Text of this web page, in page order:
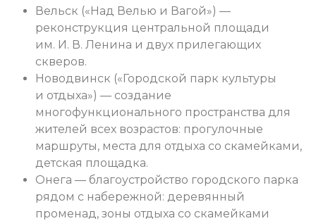
Вельск («Над Велью и Вагой») —
реконструкция центральной площади
им. И. В. Ленина и двух прилегающих
скверов.
Новодвинск («Городской парк культуры
и отдыха») — создание
многофункционального пространства для
жителей всех возрастов: прогулочные
маршруты, места для отдыха со скамейками,
детская площадка.
Онега — благоустройство городского парка
рядом с набережной: деревянный
променад, зоны отдыха со скамейками